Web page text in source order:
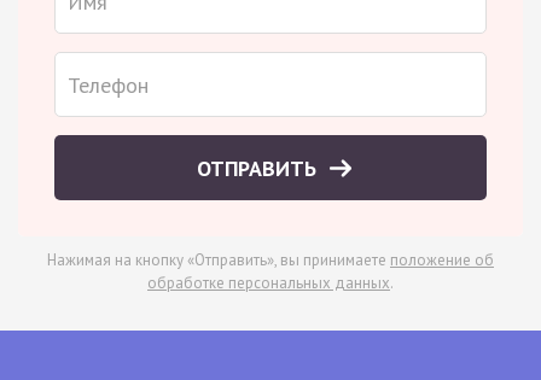
ОТПРАВИТЬ
Нажимая на кнопку «Отправить», вы принимаете положение об
обработке персональных данных.